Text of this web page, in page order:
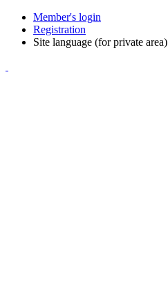
Member's login
Registration
Site language (for private area)